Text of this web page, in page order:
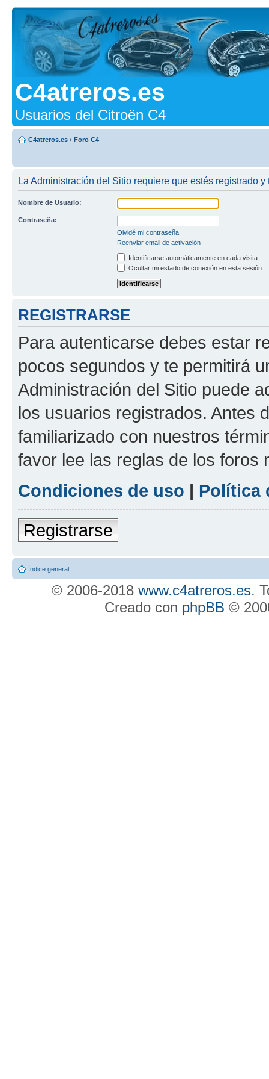
C4atreros.es
Usuarios del Citroën C4
C4atreros.es ‹ Foro C4
La Administración del Sitio requiere que estés registrado
Nombre de Usuario:
Contraseña:
Olvidé mi contraseña
Reenviar email de activación
Identificarse automáticamente en cada visita
Ocultar mi estado de conexión en esta sesión
REGISTRARSE
Para autenticarse debes estar
pocos segundos y te permitirá
Administración del Sitio puede
los usuarios registrados. Antes
familiarizado con nuestros
favor lee las reglas de los foros
Condiciones de uso | Política
Registrarse
Índice general
© 2006-2018 www.c4atreros.es.
Creado con phpBB ©